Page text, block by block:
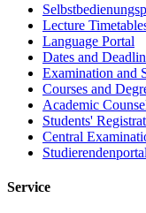
Lecture
Language Portal
Dates and
Examination and
Courses and
Academic
Students'
Central
Studierendenportal
Service